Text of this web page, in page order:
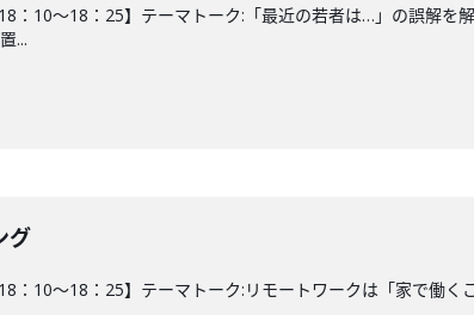
：10～18：25】テーマトーク:「最近の若者は…」の誤解を
...
グ
：10～18：25】テーマトーク:リモートワークは「家で働